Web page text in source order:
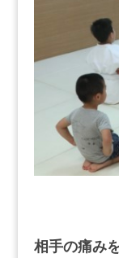
相手の痛み